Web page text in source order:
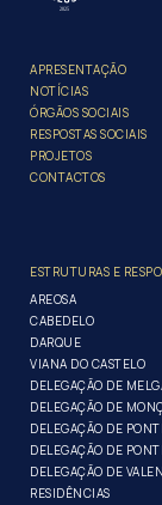
APRESENTAÇÃO
NOTÍCIAS
ÓRGÃOS SOCIAIS
RESPOSTAS SOCIAIS
PROJETOS
CONTACTOS
ESTRUTURAS E
AREOSA
CABEDELO
DARQUE
VIANA DO CASTELO
DELEGAÇÃO DE
DELEGAÇÃO DE
DELEGAÇÃO DE
DELEGAÇÃO DE
DELEGAÇÃO DE
RESIDÊNCIAS